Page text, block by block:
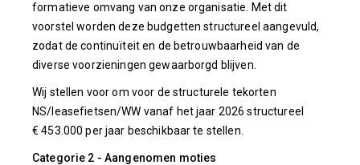
formatieve omvang van onze organisatie. Met dit
voorstel worden deze budgetten structureel aangevuld,
zodat de continuïteit en de betrouwbaarheid van de
diverse voorzieningen gewaarborgd blijven.
Wij stellen voor om voor de structurele tekorten
NS/leasefietsen/WW vanaf het jaar 2026 structureel
€ 453.000 per jaar beschikbaar te stellen.
Categorie 2 - Aangenomen moties